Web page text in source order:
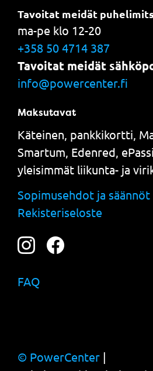
Tavoitat meidät
ma-pe klo 12-20
+358 50 4714 387
Tavoitat meidät
info@powercenter.fi
Maksutavat
Käteinen, pankkikortti,
Smartum, Edenred,
yleisimmät liikunta- ja
Sopimusehdot ja säännöt
Rekisteriseloste
FAQ
© PowerCenter |